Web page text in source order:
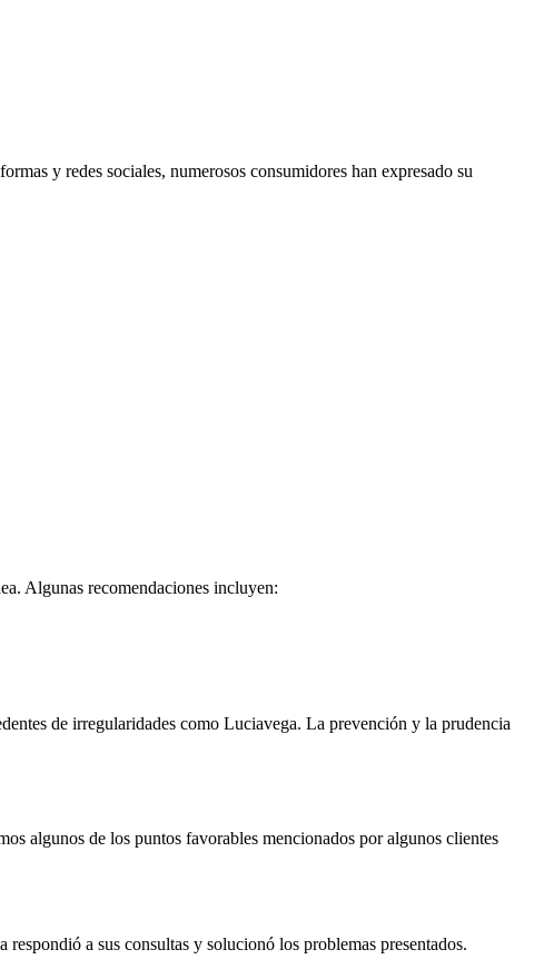
y redes sociales, numerosos consumidores han expresado su
Algunas recomendaciones incluyen:
de irregularidades como Luciavega. La prevención y la prudencia
algunos de los puntos favorables mencionados por algunos clientes
a sus consultas y solucionó los problemas presentados.